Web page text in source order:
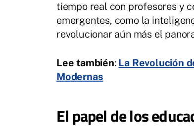
tiempo real con profesores y
emergentes, como la
revolucionar aún más el
Lee también: La Revolución
Modernas
El papel de los